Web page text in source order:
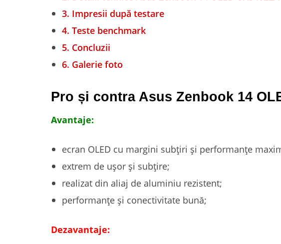
3. Impresii după testare
4. Teste benchmark
5. Concluzii
6. Galerie foto
Pro și contra Asus Zenbook 14
Avantaje:
ecran OLED cu margini subțiri și performanțe
extrem de ușor și subțire;
realizat din aliaj de aluminiu rezistent;
performanțe și conectivitate bună;
Dezavantaje: